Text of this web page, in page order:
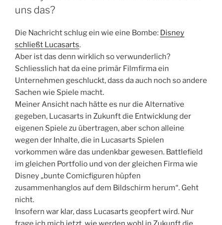
uns das?
Die Nachricht schlug ein wie eine Bombe: Disney
schließt Lucasarts.
Aber ist das denn wirklich so verwunderlich?
Schliesslich hat da eine primär Filmfirma ein
Unternehmen geschluckt, dass da auch noch so andere
Sachen wie Spiele macht.
Meiner Ansicht nach hätte es nur die Alternative
gegeben, Lucasarts in Zukunft die Entwicklung der
eigenen Spiele zu übertragen, aber schon alleine
wegen der Inhalte, die in Lucasarts Spielen
vorkommen wäre das undenkbar gewesen. Battlefield
im gleichen Portfolio und von der gleichen Firma wie
Disney „bunte Comicfiguren hüpfen
zusammenhanglos auf dem Bildschirm herum“. Geht
nicht.
Insofern war klar, dass Lucasarts geopfert wird. Nur